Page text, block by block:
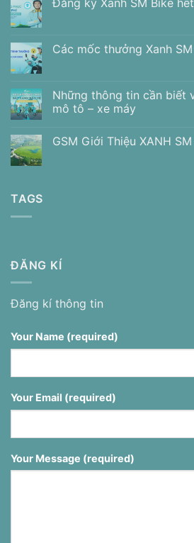
Đăng ký Xanh SM Bike
Các mốc thưởng Xanh
Những thông tin cần biết
mô tô – xe máy
GSM Giới Thiệu XANH SM
TAGS
ĐĂNG KÍ
Đăng kí thông tin
Your Name (required)
Your Email (required)
Your Message (required)